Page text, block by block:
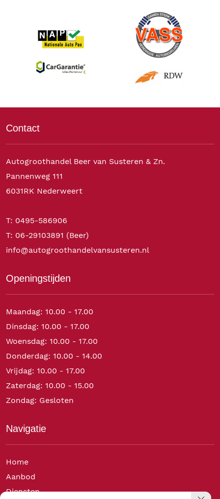
Contact
Autogroothandel Beer van Susteren & Zn.
Pannenweg 111
6031RK Nederweert
T: 0495-586906
T: 06-29103891 (Beer)
info@autogroothandelvansusteren.nl
Openingstijden
Maandag: 10.00 - 17.00
Dinsdag: 10.00 - 17.00
Woensdag: 10.00 - 17.00
Donderdag: 10.00 - 14.00
Vrijdag: 10.00 - 17.00
Zaterdag: 10.00 - 15.00
Zondag: Gesloten
Navigatie
Home
Aanbod
Diensten